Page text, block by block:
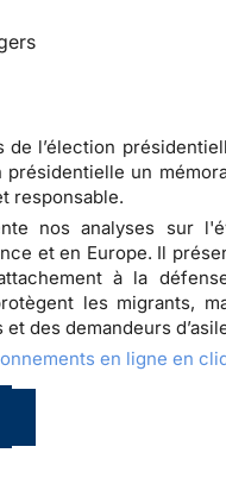
de l’élection
présidentielle un
responsable.
nos analyses sur
et en Europe. Il
à la
les migrants,
des demandeurs
en ligne en